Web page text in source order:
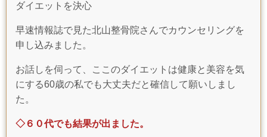
ダイエットを決心
早速情報誌で見た北山整骨院さんでカウンセリングを
申し込みました。
お話しを伺って、ここのダイエットは健康と美容を気
にする60歳の私でも大丈夫だと確信して願いしまし
た。
◇６０代でも結果が出ました。